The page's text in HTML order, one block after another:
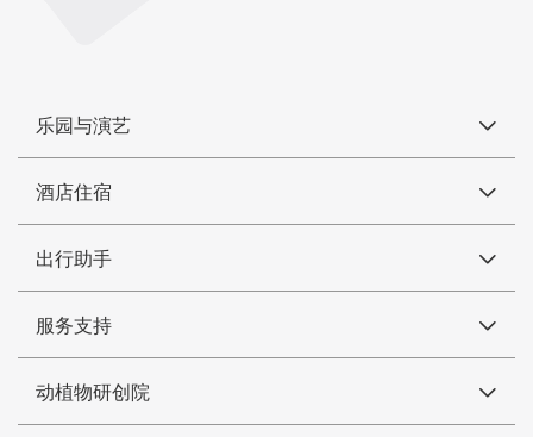
乐园与演艺
酒店住宿
出行助手
服务支持
动植物研创院